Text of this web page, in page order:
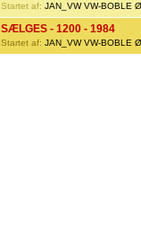
Startet af: JAN_VW VW-BOBLE
SÆLGES - 1200 - 1984
Startet af: JAN_VW VW-BOBLE